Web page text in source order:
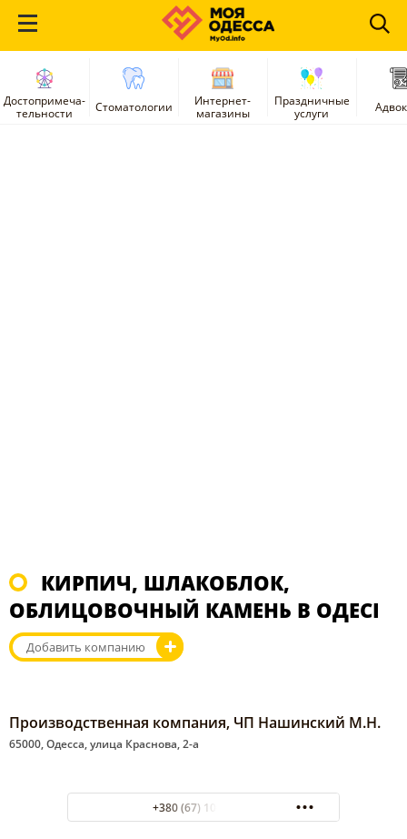
Достопримеча-
тельности
Стоматологии
Интернет-
магазины
Праздничные
услуги
КИРПИЧ, ШЛАКОБЛОК,
ОБЛИЦОВОЧНЫЙ КАМЕНЬ В ОДЕСІ
Добавить компанию
Производственная компания, ЧП Нашинский М.Н.
65000, Одесса, улица Краснова, 2-а
+380 (67) 100-13-15